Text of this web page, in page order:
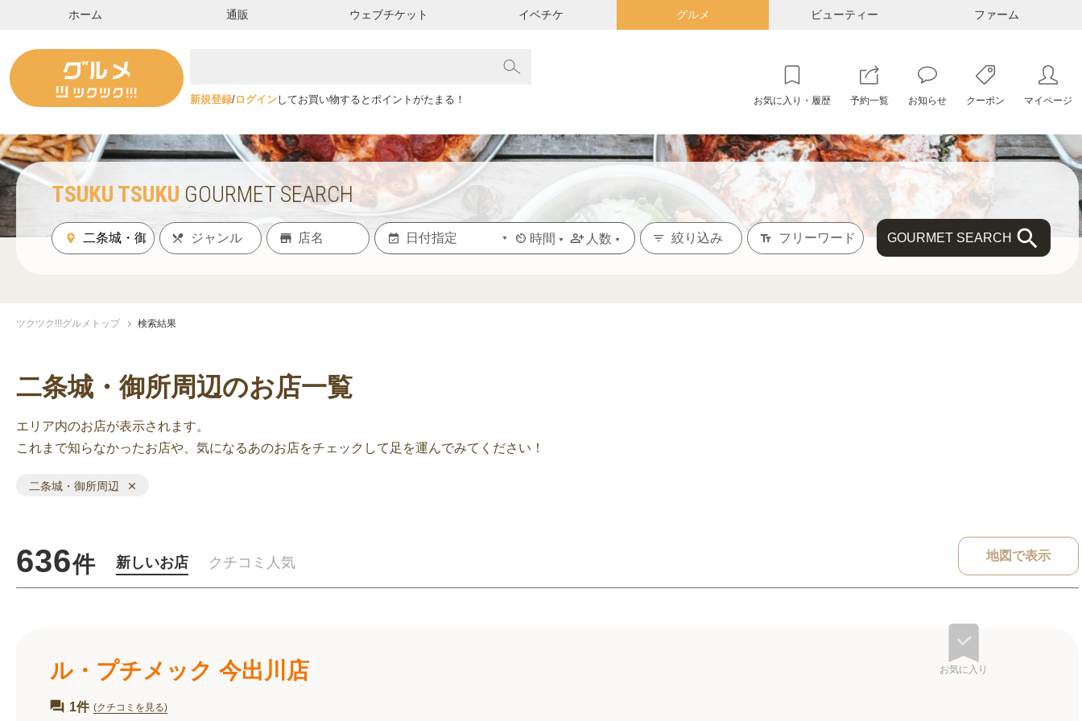
ホーム 通販 ウェブチケット イベチケ グルメ ビューティー ファーム
新規登録/ログインしてお買い物するとポイントがたまる！ お気に入り・履歴 予約一覧 お知らせ クーポン マイページ
TSUKU TSUKU GOURMET SEARCH
時間 人数 絞り込み GOURMET SEARCH
ツクツク!!!グルメトップ 検索結果
二条城・御所周辺のお店一覧
エリア内のお店が表示されます。
これまで知らなかったお店や、気になるあのお店をチェックして足を運んでみてください！
二条城・御所周辺
636件 新しいお店 クチコミ人気 地図で表示
お気に入り
ル・プチメック 今出川店
1件 (クチコミを見る)